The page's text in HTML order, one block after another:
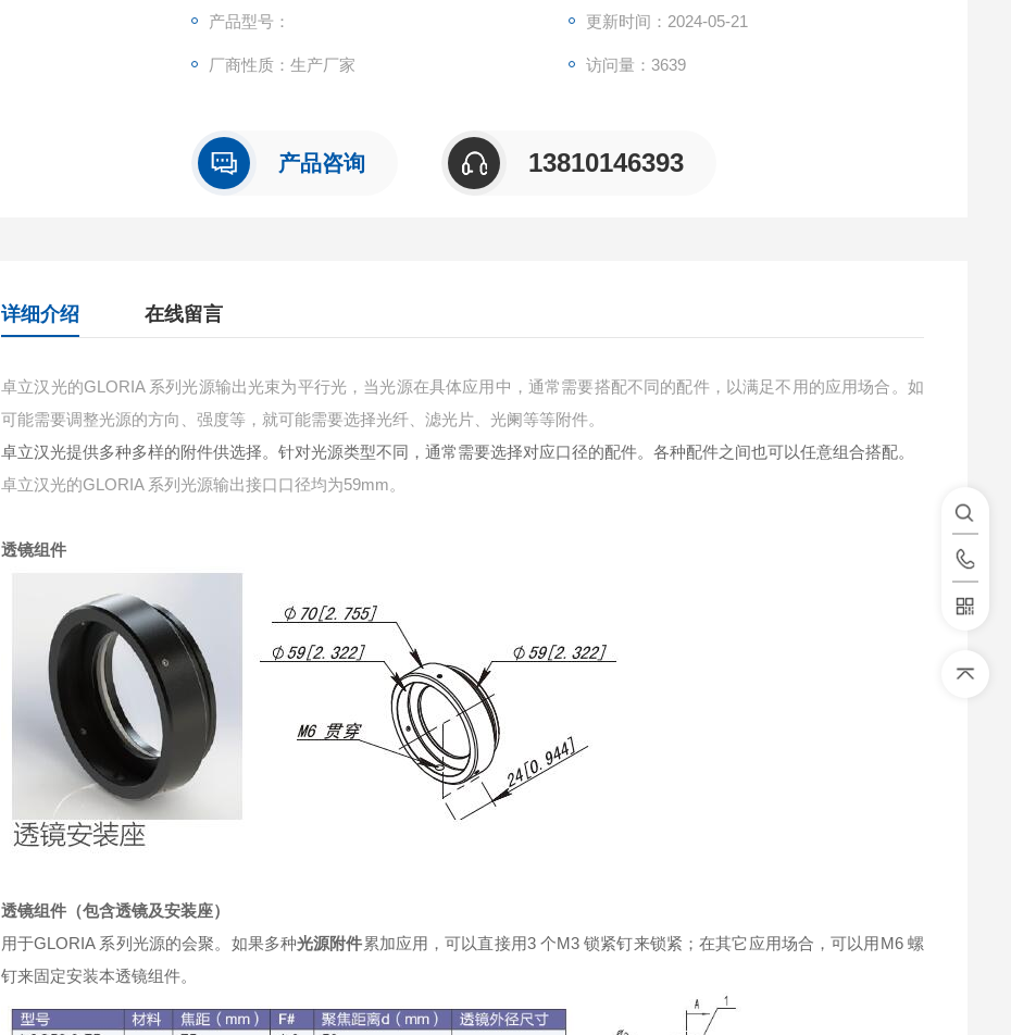
产品型号： 更新时间：2024-05-21
厂商性质：生产厂家 访问量：3639
产品咨询 13810146393
详细介绍 在线留言
卓立汉光的GLORIA 系列光源输出光束为平行光，当光源在具体应用中，通常需要搭配不同的配件，以满足不用的应用场合。如
可能需要调整光源的方向、强度等，就可能需要选择光纤、滤光片、光阑等等附件。
卓立汉光提供多种多样的附件供选择。针对光源类型不同，通常需要选择对应口径的配件。各种配件之间也可以任意组合搭配。
卓立汉光的GLORIA 系列光源输出接口口径均为59mm。
透镜组件
透镜组件（包含透镜及安装座）
用于GLORIA 系列光源的会聚。如果多种光源附件累加应用，可以直接用3 个M3 锁紧钉来锁紧；在其它应用场合，可以用M6 螺
钉来固定安装本透镜组件。